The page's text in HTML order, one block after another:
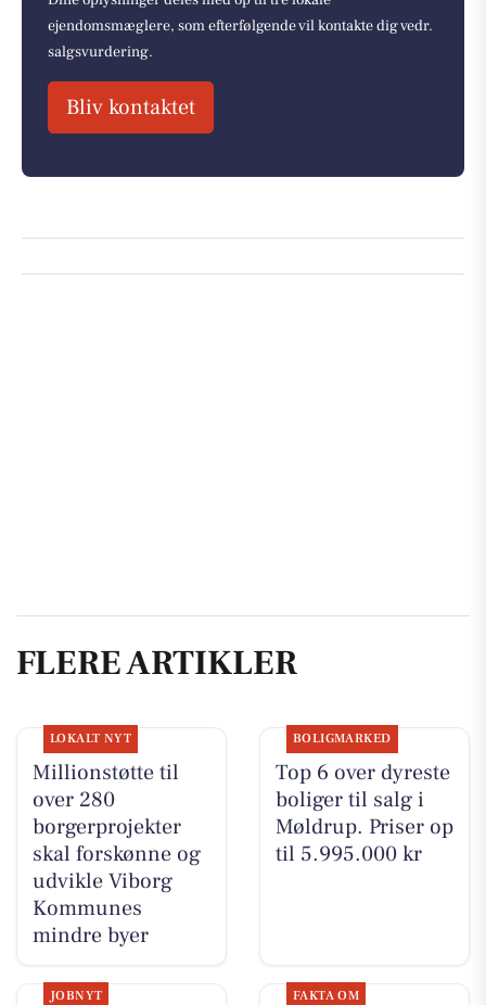
ejendomsmæglere, som efterfølgende vil kontakte dig vedr.
salgsvurdering.
Bliv kontaktet
FLERE ARTIKLER
LOKALT NYT
Millionstøtte til
over 280
borgerprojekter
skal forskønne og
udvikle Viborg
Kommunes
mindre byer
BOLIGMARKED
Top 6 over dyreste
boliger til salg i
Møldrup. Priser op
til 5.995.000 kr
JOBNYT FAKTA OM